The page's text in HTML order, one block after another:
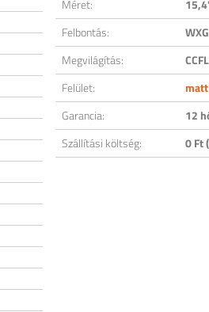
Méret:
Felbontás:
Megvilágítás:
CCFL
Felület:
matt
Garancia:
12
Szállítási költség:
0 Ft